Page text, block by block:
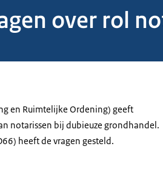
over rol
en Ruimtelijke Ordening) geeft
notarissen bij dubieuze grondhandel.
heeft de vragen gesteld.